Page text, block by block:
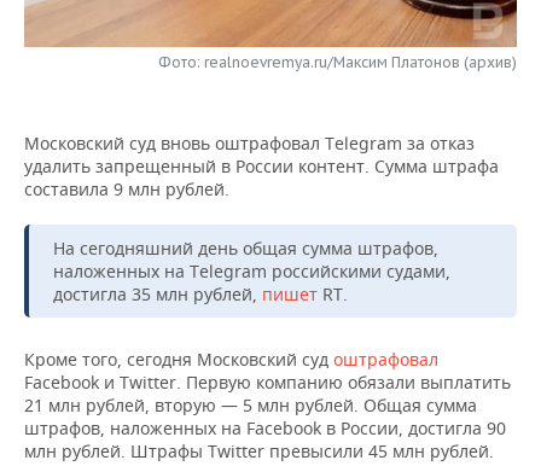
НЕФТЕХИМИЯ
ЭНЕРГЕТИКА
РОЗНИЧНАЯ ТОРГОВЛЯ
УСЛУГИ
НОВОСТИ ТЕХНОЛОГИЙ
МЕДИА
МЕРОПРИЯТИЯ
ВЫЕЗДНАЯ РЕДАКЦИЯ
ONLINE-КОНФЕРЕНЦИИ
ОТКРЫТАЯ ЛЕКЦИЯ
НОВОСТИ СПОРТА
ХОККЕЙ
БАСКЕТБОЛ
ВОЛЕЙБОЛ
КИБЕРСПОРТ
ОБЩЕСТВО
ВЛАСТЬ
ИНФРАСТРУКТУРА
ИСТОРИЯ
КУЛЬТУРА
СЮЖЕТЫ
СПРАВОЧНИК
СПИСОК ПЕРСОН
СПИСОК КОМПАНИЙ
ПОЛНАЯ ВЕРСИЯ
Фото: realnoevremya.ru/Максим Платонов (архив)
Московский суд вновь оштрафовал Telegram за отказ
удалить запрещенный в России контент. Сумма штрафа
составила 9 млн рублей.
На сегодняшний день общая сумма штрафов,
наложенных на Telegram российскими судами,
достигла 35 млн рублей, пишет RT.
Кроме того, сегодня Московский суд оштрафовал
Facebook и Twitter. Первую компанию обязали выплатить
21 млн рублей, вторую — 5 млн рублей. Общая сумма
штрафов, наложенных на Facebook в России, достигла 90
млн рублей. Штрафы Twitter превысили 45 млн рублей.